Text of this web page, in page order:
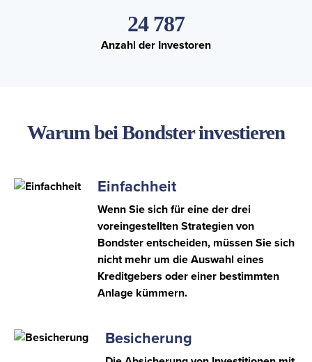
24 787
Anzahl der Investoren
Warum bei Bondster investieren
Einfachheit
Wenn Sie sich für eine der drei
voreingestellten Strategien von
Bondster entscheiden, müssen Sie sich
nicht mehr um die Auswahl eines
Kreditgebers oder einer bestimmten
Anlage kümmern.
Besicherung